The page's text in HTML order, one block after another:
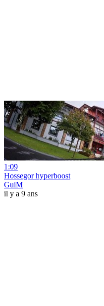
1:09
Hossegor hyperboost
GuiM
il y a 9 ans